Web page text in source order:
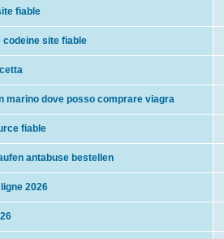
fiable
site fiable
marino dove posso comprare viagra
fiable
antabuse bestellen
2026